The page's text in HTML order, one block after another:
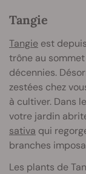
Tangie
Tangie est
trône au
décennies.
zestées chez
à cultiver. Dans
votre jardin
sativa qui
branches
Les plants de